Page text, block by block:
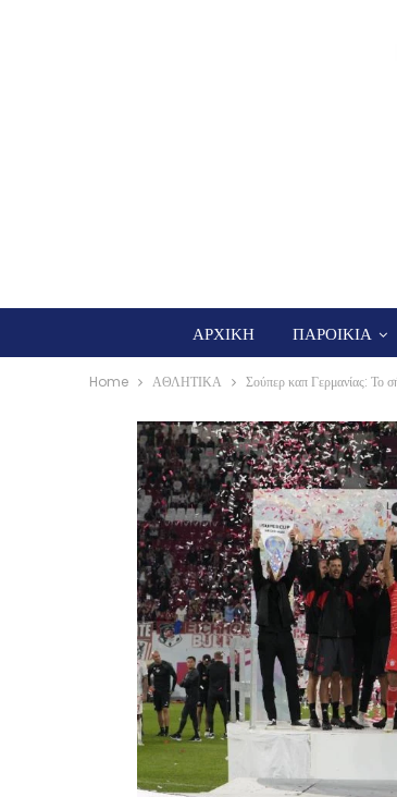
ΑΡΧΙΚΗ ΠΑΡΟΙΚΙΑ
Home ΑΘΛΗΤΙΚΑ Σούπερ καπ Γερμανίας: Το